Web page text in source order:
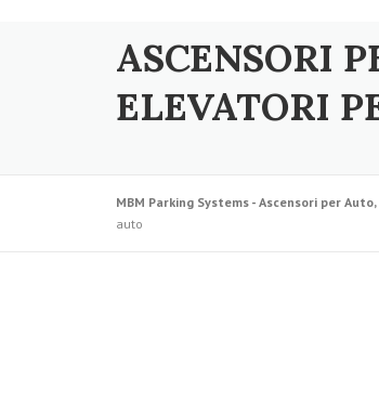
ASCENSORI
ELEVATORI
MBM Parking Systems - Ascensori per
auto